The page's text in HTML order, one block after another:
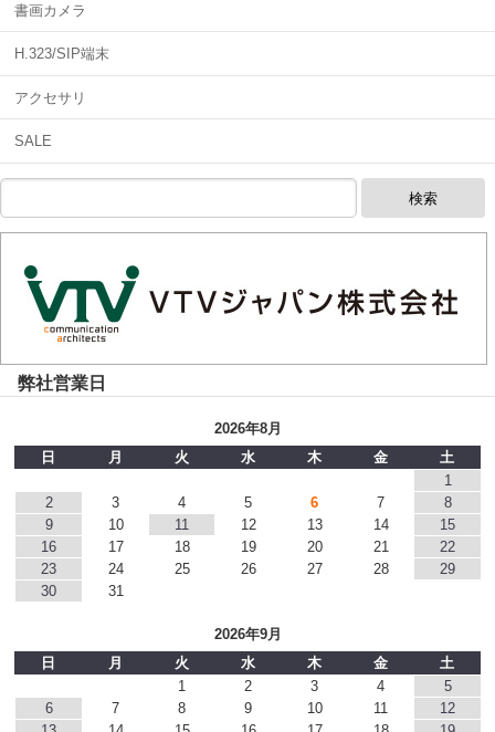
書画カメラ
H.323/SIP端末
アクセサリ
SALE
検索
弊社営業日
2026年8月
日
月 火 水 木 金
土
1
2
3 4 5 6 7
8
9
10 11 12 13 14
15
16
17 18 19 20 21
22
23
24 25 26 27 28
29
30
31
2026年9月
日
月 火 水 木 金
土
1
2 3 4
5
6
7 8 9 10 11
12